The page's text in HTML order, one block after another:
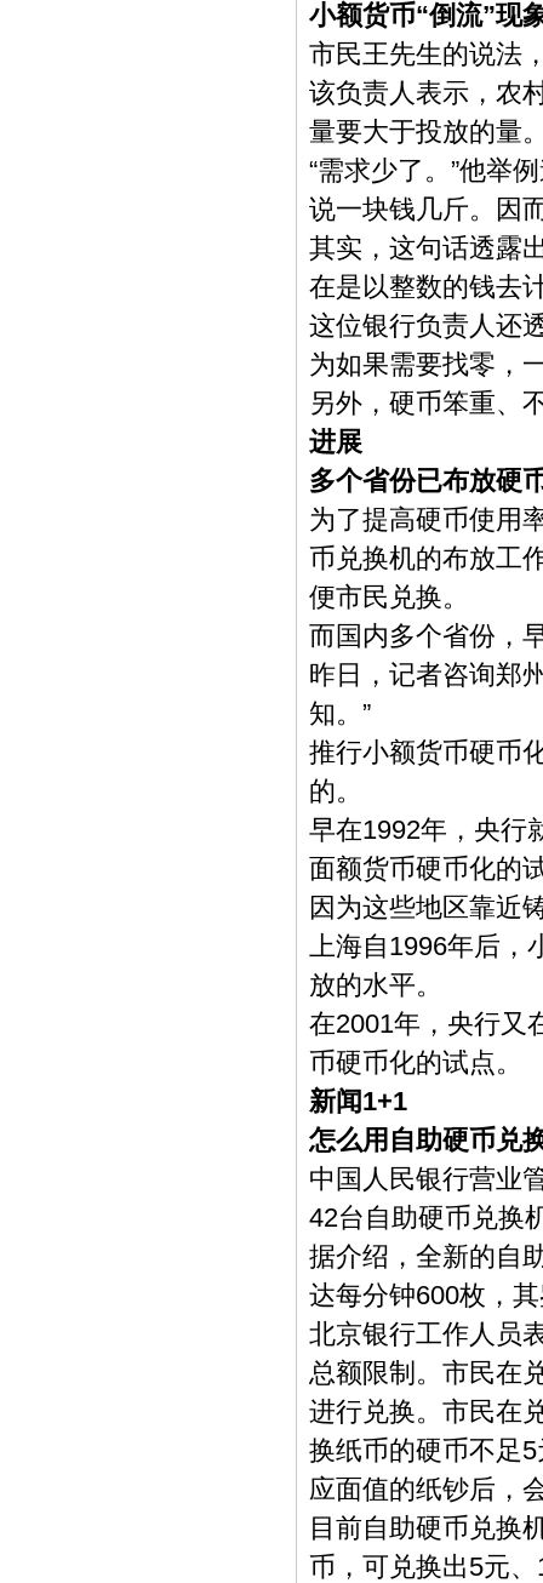
小额货币“倒流”现
市民王先生的说法
该负责人表示，农
量要大于投放的量
“需求少了。”他举
说一块钱几斤。因
其实，这句话透露
在是以整数的钱去
这位银行负责人还
为如果需要找零，
另外，硬币笨重、
进展
多个省份已布放硬
为了提高硬币使用
币兑换机的布放工
便市民兑换。
而国内多个省份，
昨日，记者咨询郑
知。”
推行小额货币硬币
的。
早在1992年，央行
面额货币硬币化的
因为这些地区靠近
上海自1996年后，
放的水平。
在2001年，央行又
币硬币化的试点。
新闻1+1
怎么用自助硬币兑
中国人民银行营业
42台自助硬币兑换
据介绍，全新的自
达每分钟600枚，
北京银行工作人员
总额限制。市民在
进行兑换。市民在
换纸币的硬币不足
应面值的纸钞后，
目前自助硬币兑换
币，可兑换出5元